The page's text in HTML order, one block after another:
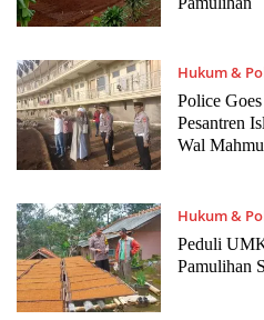
Hukum &
Police
Pesantren
Wal
Hukum &
Peduli
Pamulihan